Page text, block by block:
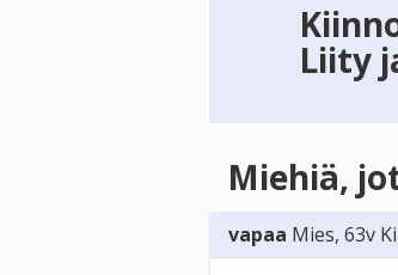
Liity
Miehiä,
vapaa Mies, 63v